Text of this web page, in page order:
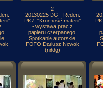
2
20130225 DG - Reden.
PKZ. "Kruchość materii"
- wystawa prac z
papieru czerpanego.
Spotkanie autorskie.
FOTO:Dariusz Nowak
(nddg)